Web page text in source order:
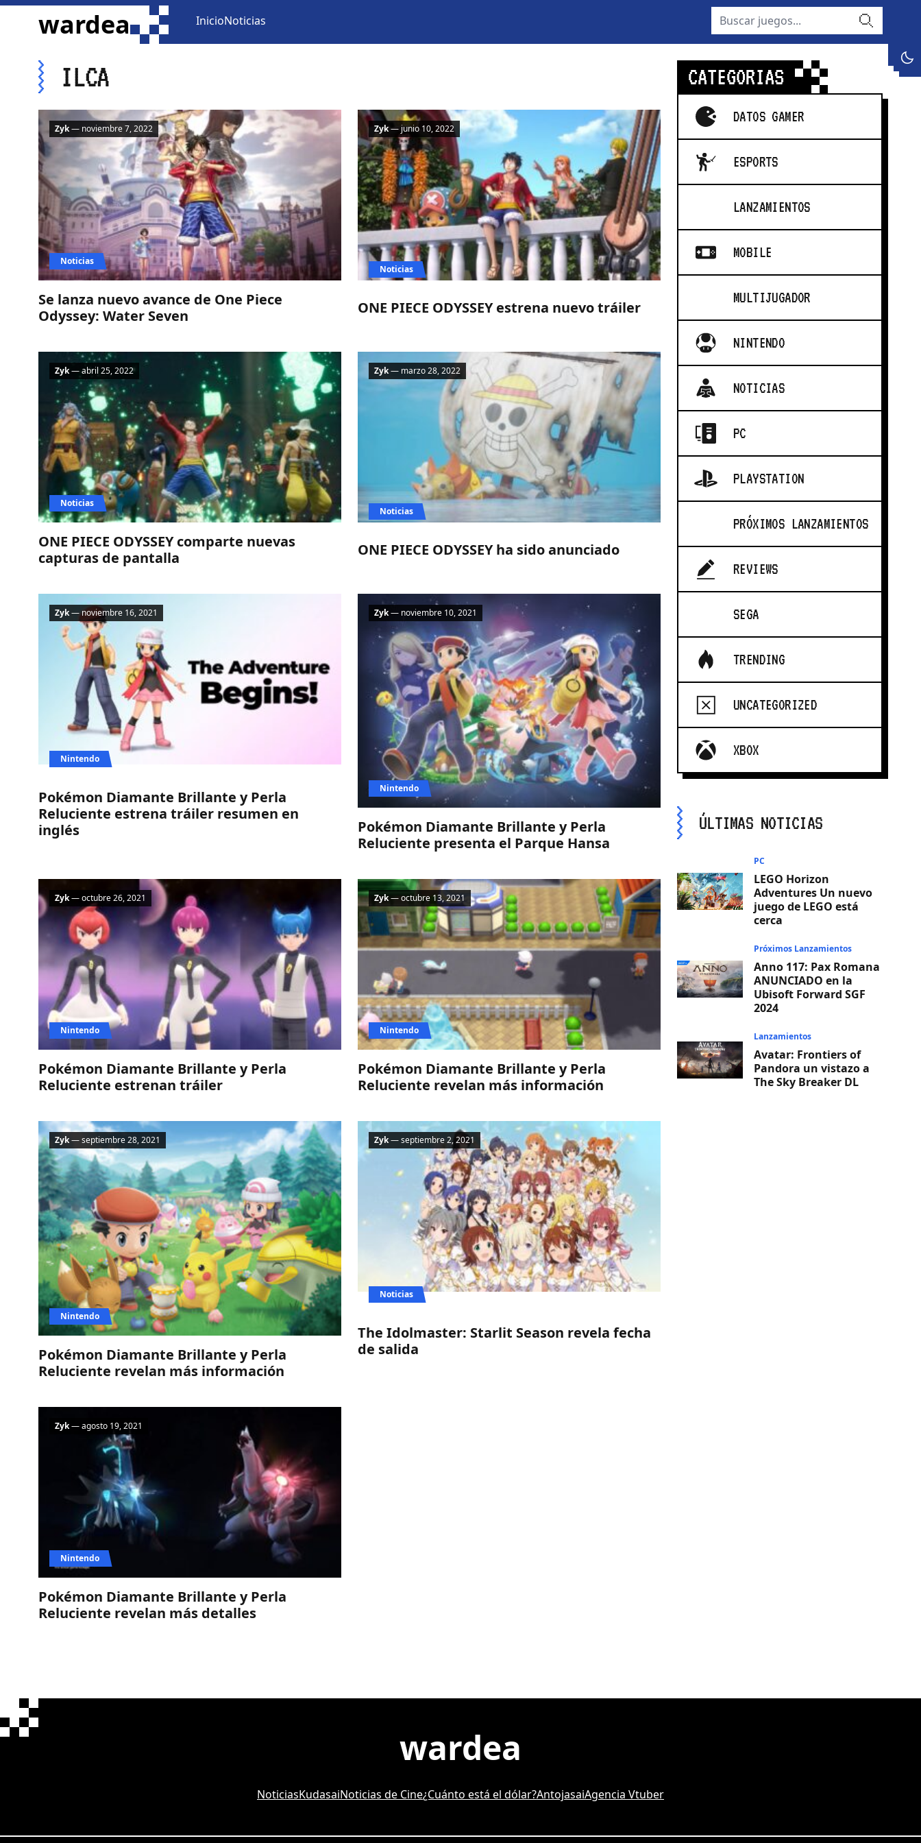
ir al contenidowardea
dark
InicioNoticias buscar
ILCA
Se lanza nuevo avance de One Piece
Odyssey: Water Seven
Noticias
Zyk— noviembre 7, 2022
ONE PIECE ODYSSEY estrena nuevo tráiler
Noticias
Zyk— junio 10, 2022
ONE PIECE ODYSSEY comparte nuevas
capturas de pantalla
Noticias
Zyk— abril 25, 2022
ONE PIECE ODYSSEY ha sido anunciado
Noticias
Zyk— marzo 28, 2022
Pokémon Diamante Brillante y Perla
Reluciente estrena tráiler resumen en
inglés
Nintendo
Zyk— noviembre 16, 2021
Pokémon Diamante Brillante y Perla
Reluciente presenta el Parque Hansa
Nintendo
Zyk— noviembre 10, 2021
Pokémon Diamante Brillante y Perla
Reluciente estrenan tráiler
Nintendo
Zyk— octubre 26, 2021
Pokémon Diamante Brillante y Perla
Reluciente revelan más información
Nintendo
Zyk— octubre 13, 2021
Pokémon Diamante Brillante y Perla
Reluciente revelan más información
Nintendo
Zyk— septiembre 28, 2021
The Idolmaster: Starlit Season revela fecha
de salida
Noticias
Zyk— septiembre 2, 2021
Pokémon Diamante Brillante y Perla
Reluciente revelan más detalles
Nintendo
Zyk— agosto 19, 2021
CATEGORIAS
DATOS GAMER
ESPORTS
LANZAMIENTOS
MOBILE
MULTIJUGADOR
NINTENDO
NOTICIAS
PC
PLAYSTATION
PRÓXIMOS LANZAMIENTOS
REVIEWS
SEGA
TRENDING
UNCATEGORIZED
XBOX
ÚLTIMAS NOTICIAS
PC
LEGO Horizon
Adventures Un nuevo
juego de LEGO está
cerca
Próximos Lanzamientos
Anno 117: Pax Romana
ANUNCIADO en la
Ubisoft Forward SGF
2024
Lanzamientos
Avatar: Frontiers of
Pandora un vistazo a
The Sky Breaker DL
wardea
NoticiasKudasaiNoticias de Cine¿Cuánto está el dólar?AntojasaiAgencia Vtuber